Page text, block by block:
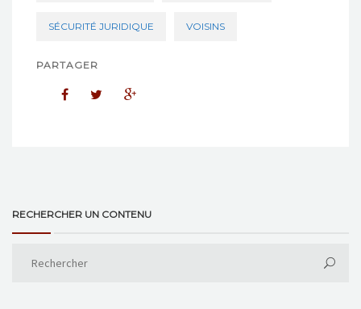
SÉCURITÉ JURIDIQUE VOISINS
PARTAGER
RECHERCHER UN CONTENU